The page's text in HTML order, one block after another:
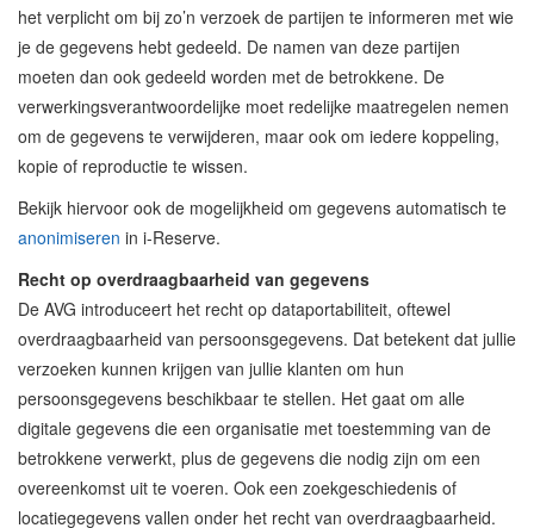
het verplicht om bij zo’n verzoek de partijen te informeren met wie
je de gegevens hebt gedeeld. De namen van deze partijen
moeten dan ook gedeeld worden met de betrokkene. De
verwerkingsverantwoordelijke moet redelijke maatregelen nemen
om de gegevens te verwijderen, maar ook om iedere koppeling,
kopie of reproductie te wissen.
Bekijk hiervoor ook de mogelijkheid om gegevens automatisch te
anonimiseren in i-Reserve.
Recht op overdraagbaarheid van gegevens
De AVG introduceert het recht op dataportabiliteit, oftewel
overdraagbaarheid van persoonsgegevens. Dat betekent dat jullie
verzoeken kunnen krijgen van jullie klanten om hun
persoonsgegevens beschikbaar te stellen. Het gaat om alle
digitale gegevens die een organisatie met toestemming van de
betrokkene verwerkt, plus de gegevens die nodig zijn om een
overeenkomst uit te voeren. Ook een zoekgeschiedenis of
locatiegegevens vallen onder het recht van overdraagbaarheid.